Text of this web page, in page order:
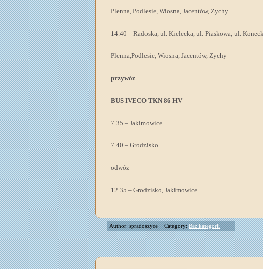
Plenna, Podlesie, Wiosna, Jacentów, Zychy
14.40 – Radoska, ul. Kielecka, ul. Piaskowa, ul.
Plenna,Podlesie, Wiosna, Jacentów, Zychy
przywóz
BUS IVECO TKN 86 HV
7.35 – Jakimowice
7.40 – Grodzisko
odwóz
12.35 – Grodzisko, Jakimowice
Author: spradoszyce Category:Bez kategorii